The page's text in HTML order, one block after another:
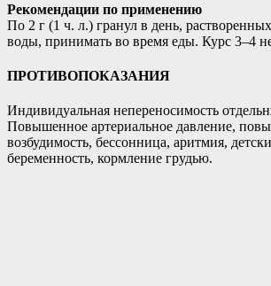
Рекомендации по применению
По 2 г (1 ч. л.) гранул в день,
воды, принимать во время еды. Курс 3–4
ПРОТИВОПОКАЗАНИЯ
Индивидуальная непереносимость
Повышенное артериальное давление,
возбудимость, бессонница, аритмия,
беременность, кормление грудью.